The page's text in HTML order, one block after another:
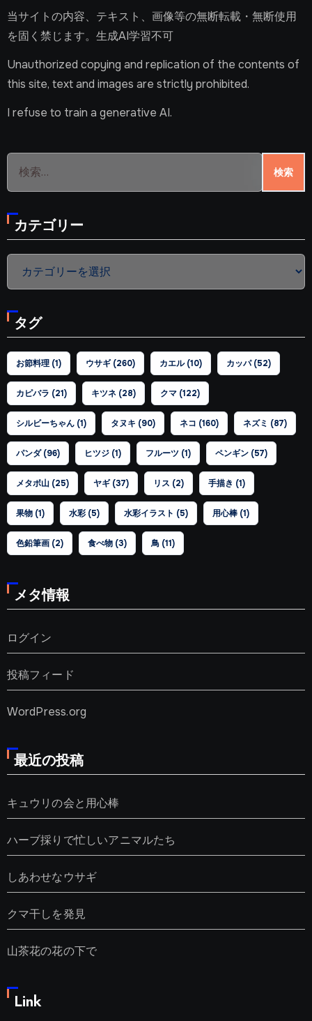
当サイトの内容、テキスト、画像等の無断転載・無断使用
を固く禁じます。生成AI学習不可
Unauthorized copying and replication of the contents of
this site, text and images are strictly prohibited.
I refuse to train a generative AI.
検
カテゴリー
カ
リ
ー
タグ
お節料理(1) ウサギ(260) カエル(10) カッパ(52)
カピバラ (21) キツネ(28) クマ(122)
シルビーちゃん(1) タヌキ (90) ネコ (160) ネズミ (87)
パンダ(96) ヒツジ(1) フルーツ(1) ペンギン(57)
メタボ山(25) ヤギ(37) リス (2) 手描き (1)
果物(1) 水彩(5) 水彩イラスト (5) 用心棒(1)
色鉛筆画(2) 食べ物(3) 鳥(11)
メタ情報
ログイン
投稿フィード
WordPress.org
最近の投稿
キュウリの会と用心棒
ハーブ採りで忙しいアニマルたち
しあわせなウサギ
クマ干しを発見
山茶花の花の下で
Link